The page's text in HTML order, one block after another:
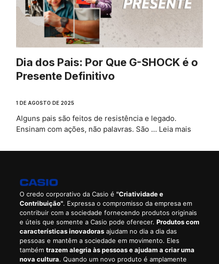
Dia dos Pais: Por Que G-SHOCK é o
Presente Definitivo
1 DE AGOSTO DE 2025
Alguns pais são feitos de resistência e legado.
Ensinam com ações, não palavras. São … Leia mais
O credo corporativo da Casio é "Criatividade e
Contribuição". Expressa o compromisso da empresa em
contribuir com a sociedade fornecendo produtos originais
e úteis que somente a Casio pode oferecer. Produtos com
características inovadoras ajudam no dia a dia das
pessoas e mantêm a sociedade em movimento. Eles
também trazem alegria às pessoas e ajudam a criar uma
nova cultura. Quando um novo produto é amplamente